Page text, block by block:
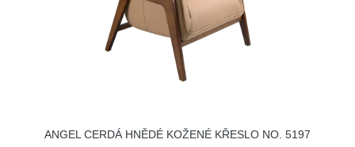
ANGEL CERDÁ HNĚDÉ KOŽENÉ KŘESLO NO. 5197